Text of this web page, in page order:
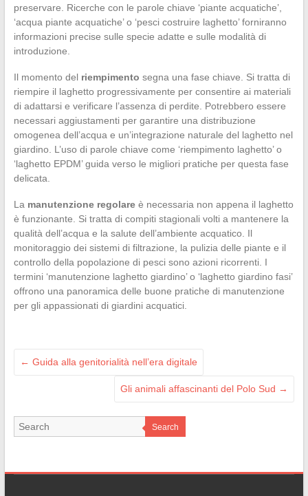
preservare. Ricerche con le parole chiave ‘piante acquatiche’,
‘acqua piante acquatiche’ o ‘pesci costruire laghetto’ forniranno
informazioni precise sulle specie adatte e sulle modalità di
introduzione.
Il momento del riempimento segna una fase chiave. Si tratta di
riempire il laghetto progressivamente per consentire ai materiali
di adattarsi e verificare l’assenza di perdite. Potrebbero essere
necessari aggiustamenti per garantire una distribuzione
omogenea dell’acqua e un’integrazione naturale del laghetto nel
giardino. L’uso di parole chiave come ‘riempimento laghetto’ o
‘laghetto EPDM’ guida verso le migliori pratiche per questa fase
delicata.
La manutenzione regolareè necessaria non appena il laghetto
è funzionante. Si tratta di compiti stagionali volti a mantenere la
qualità dell’acqua e la salute dell’ambiente acquatico. Il
monitoraggio dei sistemi di filtrazione, la pulizia delle piante e il
controllo della popolazione di pesci sono azioni ricorrenti. I
termini ‘manutenzione laghetto giardino’ o ‘laghetto giardino fasi’
offrono una panoramica delle buone pratiche di manutenzione
per gli appassionati di giardini acquatici.
← Guida alla genitorialità nell’era digitale
Gli animali affascinanti del Polo Sud →
Search